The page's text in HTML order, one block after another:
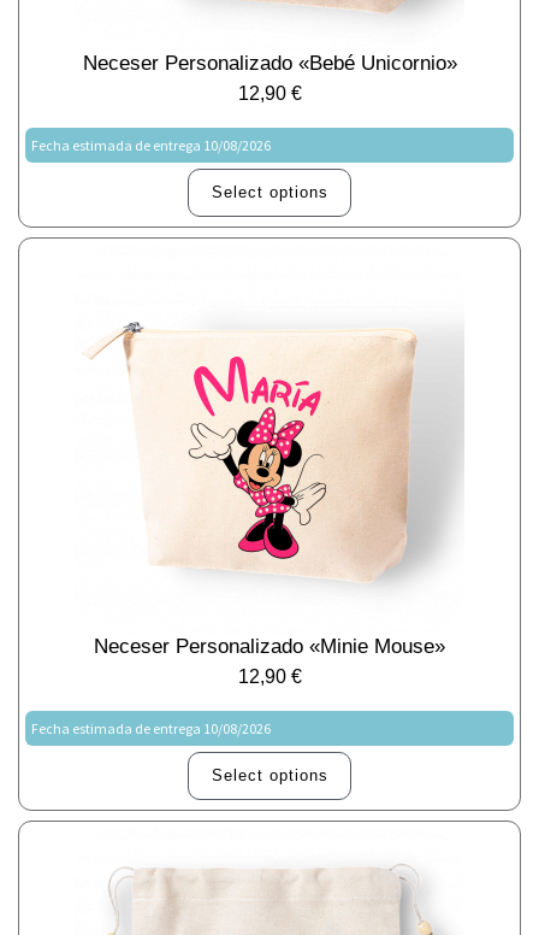
Neceser Personalizado «Bebé Unicornio»
12,90 €
Fecha estimada de entrega 10/08/2026
Select options
Neceser Personalizado «Minie Mouse»
12,90 €
Fecha estimada de entrega 10/08/2026
Select options